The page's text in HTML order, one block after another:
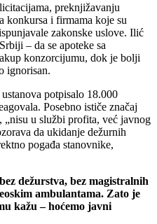
preknjižavanju
konkursa i firmama koje su
zakonske uslove. Ilić
– da se apoteke sa
konzorcijumu, dok je bolji
ignorisan.
potpisalo 18.000
Posebno ističe značaj
„nisu u službi profita, već javnog
da ukidanje dežurnih
pogađa stanovnike,
dežurstva, bez magistralnih
ambulantama. Zato je
kažu – hoćemo javni